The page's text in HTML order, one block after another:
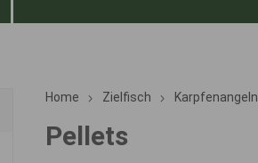
Home Zielfisch Karpfenangeln
Pellets